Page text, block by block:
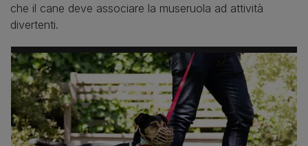
che il cane deve associare la museruola ad attività
divertenti.